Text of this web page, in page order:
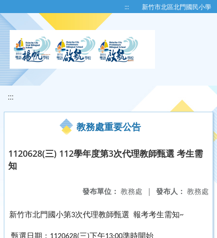
::: 新竹市北區北門國民小學
:::
教務處重要公告
1120628(三) 112學年度第3次代理教師甄選 考生需
知
發布人： 教務處
發布單位： 教務處 |
新竹市北門國小第3次代理教師甄選 報考考生需知~
甄選日期： 三 下午 準時開始